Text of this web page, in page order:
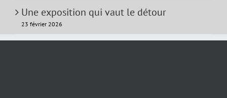
Une exposition qui vaut le détour
23 février 2026